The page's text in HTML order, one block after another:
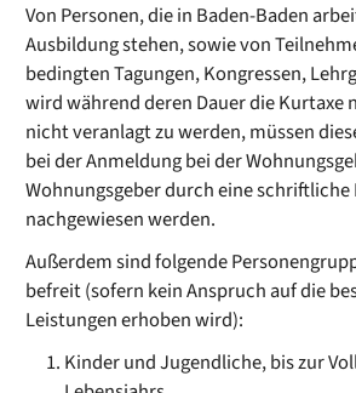
Von Personen, die in Baden-Baden
Ausbildung stehen, sowie von
bedingten Tagungen, Kongressen,
wird während deren Dauer die Kurtaxe
nicht veranlagt zu werden, müssen
bei der Anmeldung bei der
Wohnungsgeber durch eine
nachgewiesen werden.
Außerdem sind folgende
befreit (sofern kein Anspruch auf die
Leistungen erhoben wird):
Kinder und Jugendliche, bis zur